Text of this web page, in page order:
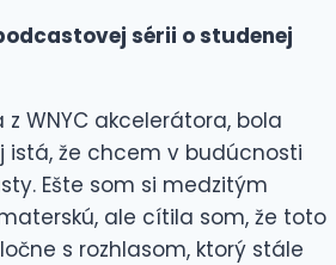
sérii o studenej
WNYC akcelerátora, bola
že chcem v budúcnosti
Ešte som si medzitým
ale cítila som, že toto
s rozhlasom, ktorý stále